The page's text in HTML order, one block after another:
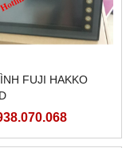
FUJI HAKKO